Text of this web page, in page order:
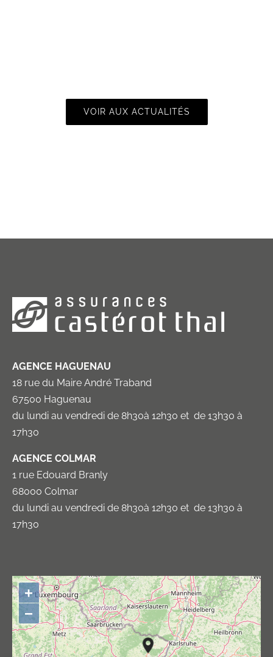
VOIR AUX ACTUALITÉS
AGENCE HAGUENAU
18 rue du Maire André Traband
67500 Haguenau
du lundi au vendredi de 8h30à 12h30 et de 13h30 à
17h30
AGENCE COLMAR
1 rue Edouard Branly
68000 Colmar
du lundi au vendredi de 8h30à 12h30 et de 13h30 à
17h30
+
−